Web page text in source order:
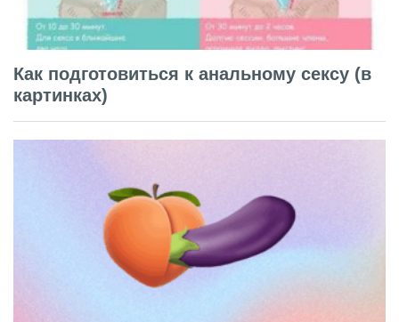
Как подготовиться к анальному сексу (в
картинках)